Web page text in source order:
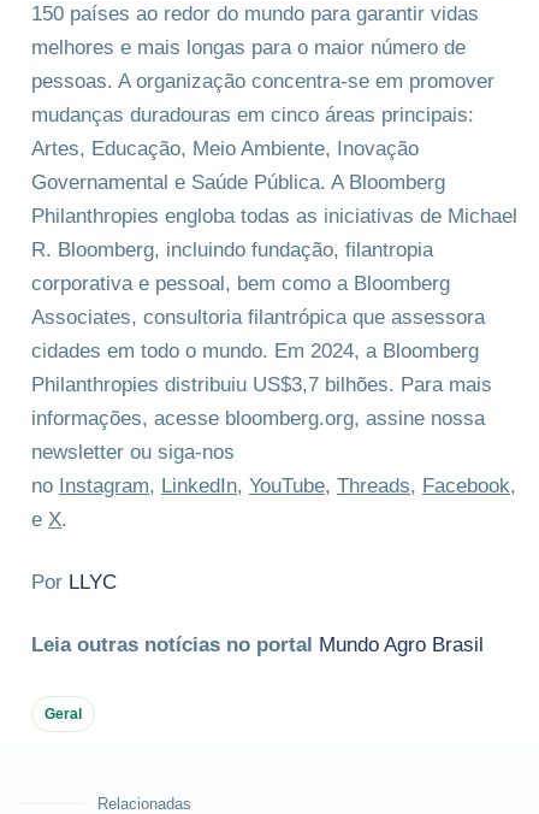
150 países ao redor do mundo para garantir vidas
melhores e mais longas para o maior número de
pessoas. A organização concentra-se em promover
mudanças duradouras em cinco áreas principais:
Artes, Educação, Meio Ambiente, Inovação
Governamental e Saúde Pública. A Bloomberg
Philanthropies engloba todas as iniciativas de Michael
R. Bloomberg, incluindo fundação, filantropia
corporativa e pessoal, bem como a Bloomberg
Associates, consultoria filantrópica que assessora
cidades em todo o mundo. Em 2024, a Bloomberg
Philanthropies distribuiu US$3,7 bilhões. Para mais
informações, acesse bloomberg.org, assine nossa
newsletter ou siga-nos
no Instagram, LinkedIn, YouTube, Threads, Facebook,
e X.
Por LLYC
Leia outras notícias no portal Mundo Agro Brasil
Geral
Relacionadas